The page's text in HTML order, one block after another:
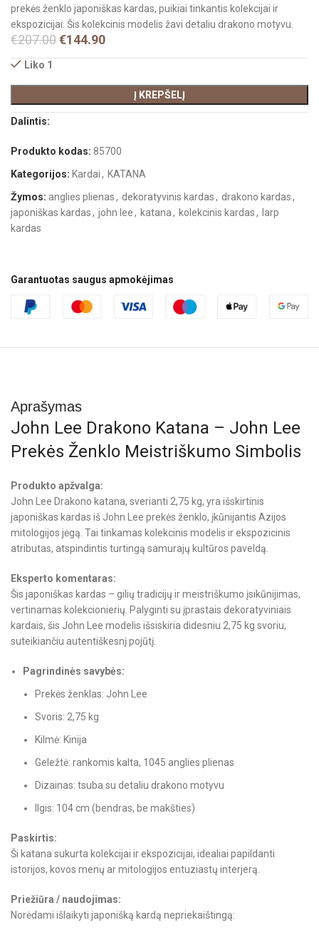
prekės ženklo japoniškas kardas, puikiai tinkantis kolekcijai ir
ekspozicijai. Šis kolekcinis modelis žavi detaliu drakono motyvu.
€207.00€144.90
Liko 1
Į KREPŠELĮ
Dalintis:
Produkto kodas:85700
Kategorijos: Kardai, KATANA
Žymos: anglies plienas, dekoratyvinis kardas, drakono kardas,
japoniškas kardas, john lee, katana, kolekcinis kardas,
larp
kardas
Garantuotas saugus apmokėjimas
Aprašymas
John Lee Drakono Katana – John Lee
Prekės Ženklo Meistriškumo Simbolis
Produkto apžvalga:
John Lee Drakono katana, sverianti 2,75 kg, yra išskirtinis
japoniškas kardas iš John Lee prekės ženklo, įkūnijantis Azijos
mitologijos jėgą. Tai tinkamas kolekcinis modelis ir ekspozicinis
atributas, atspindintis turtingą samurajų kultūros paveldą.
Eksperto komentaras:
Šis japoniškas kardas – gilių tradicijų ir meistriškumo įsikūnijimas,
vertinamas kolekcionierių. Palyginti su įprastais dekoratyviniais
kardais, šis John Lee modelis išsiskiria didesniu 2,75 kg svoriu,
suteikiančiu autentiškesnį pojūtį.
Pagrindinės savybės:
Prekės ženklas: John Lee
Svoris: 2,75 kg
Kilmė: Kinija
Geležtė: rankomis kalta, 1045 anglies plienas
Dizainas: tsuba su detaliu drakono motyvu
Ilgis: 104 cm (bendras, be makšties)
Paskirtis:
Ši katana sukurta kolekcijai ir ekspozicijai, idealiai papildanti
istorijos, kovos menų ar mitologijos entuziastų interjerą.
Priežiūra / naudojimas:
Norėdami išlaikyti japonišką kardą nepriekaištingą: